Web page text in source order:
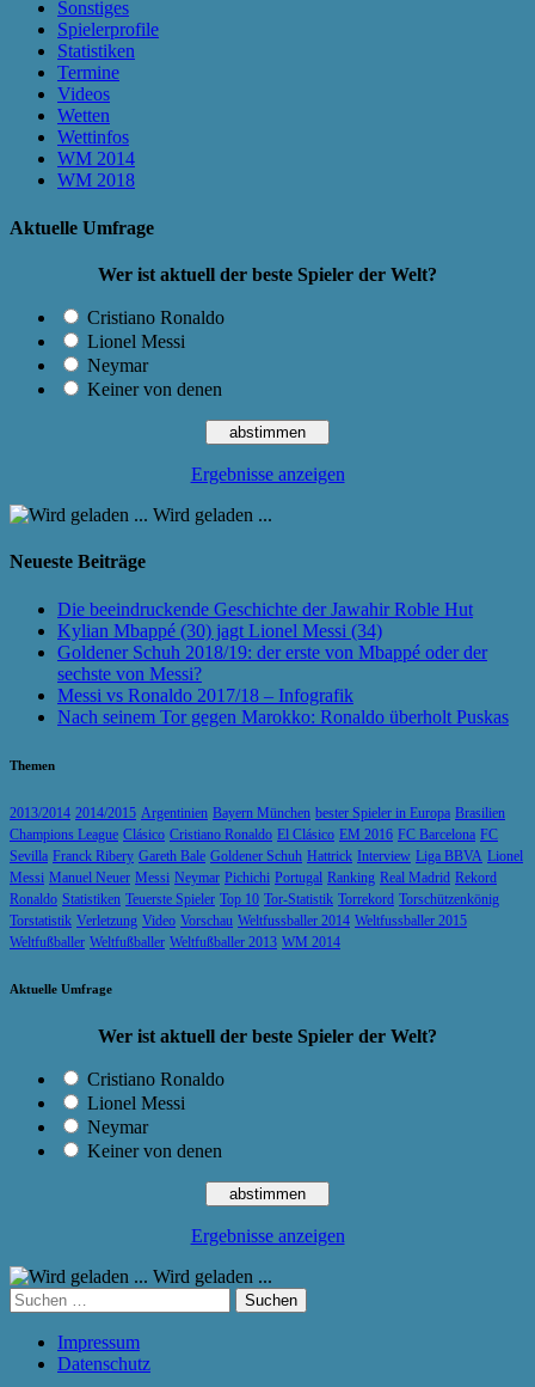
Sonstiges
Spielerprofile
Statistiken
Termine
Videos
Wetten
Wettinfos
WM 2014
WM 2018
Aktuelle Umfrage
Wer ist aktuell der beste Spieler der Welt?
Cristiano Ronaldo
Lionel Messi
Neymar
Keiner von denen
Ergebnisse anzeigen
Wird geladen ...
Neueste Beiträge
Die beeindruckende Geschichte der Jawahir Roble Hut
Kylian Mbappé (30) jagt Lionel Messi (34)
Goldener Schuh 2018/19: der erste von Mbappé oder der
sechste von Messi?
Messi vs Ronaldo 2017/18 – Infografik
Nach seinem Tor gegen Marokko: Ronaldo überholt Puskas
Themen
2013/2014 2014/2015 Argentinien Bayern München bester Spieler in Europa Brasilien
Champions League Clásico Cristiano Ronaldo El Clásico EM 2016 FC Barcelona FC
Sevilla Franck Ribery Gareth Bale Goldener Schuh Hattrick Interview Liga BBVA Lionel
Messi Manuel Neuer Messi Neymar Pichichi Portugal Ranking Real Madrid Rekord
Ronaldo Statistiken Teuerste Spieler Top 10 Tor-Statistik Torrekord Torschützenkönig
Torstatistik Verletzung Video Vorschau Weltfussballer 2014 Weltfussballer 2015
Weltfußballer Weltfußballer Weltfußballer 2013 WM 2014
Aktuelle Umfrage
Wer ist aktuell der beste Spieler der Welt?
Cristiano Ronaldo
Lionel Messi
Neymar
Keiner von denen
Ergebnisse anzeigen
Wird geladen ...
Suchen
nach:
Impressum
Datenschutz